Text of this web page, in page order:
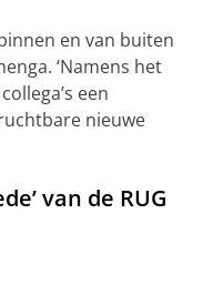
en van buiten
‘Namens het
een
nieuwe
van de RUG